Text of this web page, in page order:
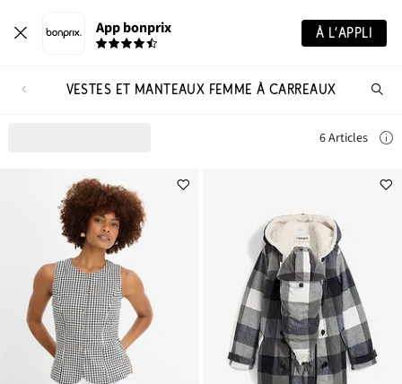
App bonprix À L’APPLI
VESTES ET MANTEAUX FEMME À CARREAUX
6 Articles